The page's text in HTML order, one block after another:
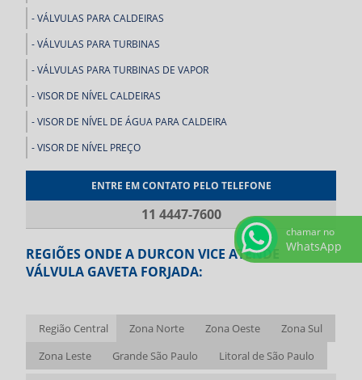
VÁLVULAS PARA CALDEIRAS
VÁLVULAS PARA TURBINAS
VÁLVULAS PARA TURBINAS DE VAPOR
VISOR DE NÍVEL CALDEIRAS
VISOR DE NÍVEL DE ÁGUA PARA CALDEIRA
VISOR DE NÍVEL PREÇO
ENTRE EM CONTATO PELO TELEFONE
11 4447-7600
REGIÕES ONDE A DURCON VICE ATENDE
VÁLVULA GAVETA FORJADA:
Região Central Zona Norte Zona Oeste
Zona Sul
Zona Leste
Grande São Paulo Litoral de São Paulo
chamar no
WhatsApp